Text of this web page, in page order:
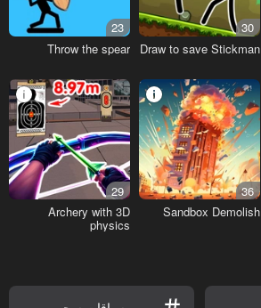
30
Draw to save Stickman
23
Throw the spear
36
Sandbox Demolish
29
Archery with 3D
physics